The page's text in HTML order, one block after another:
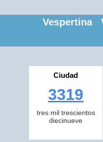
Vespertina
Ciudad
3319
tres mil trescientos
diecinueve